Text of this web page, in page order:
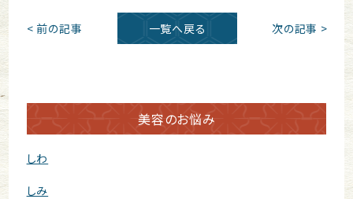
< 前の記事 一覧へ戻る 次の記事 >
美容のお悩み
しわ
しみ